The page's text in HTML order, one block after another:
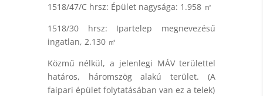
1518/47/C hrsz: Épület nagysága: 1.958 ㎡
1518/30 hrsz: Ipartelep megnevezésű
ingatlan, 2.130 ㎡
Közmű nélkül, a jelenlegi MÁV területtel
határos, háromszög alakú terület. (A
faipari épület folytatásában van ez a telek)